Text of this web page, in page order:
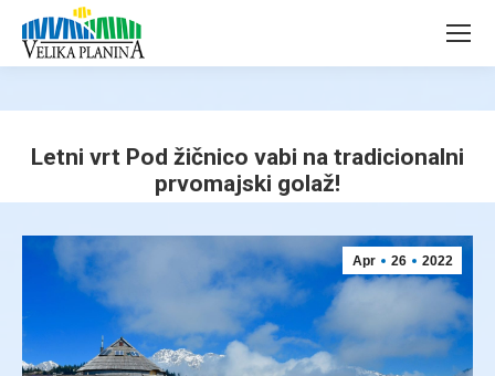
in
in
Letni vrt Pod žičnico vabi na tradicionalni
prvomajski golaž!
Apr 26 2022